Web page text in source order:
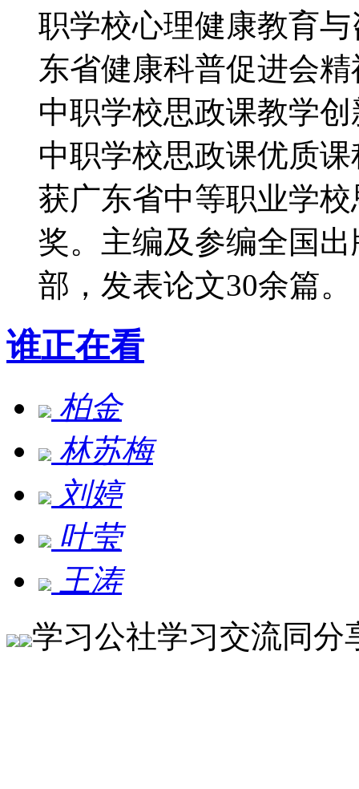
职学校心理健康教育
东省健康科普促进会
中职学校思政课教学
中职学校思政课优质
获广东省中等职业学
奖。主编及参编全国
部，发表论文30余篇。
谁正在看
柏金
林苏梅
刘婷
叶莹
王涛
学习公社学习交流同分